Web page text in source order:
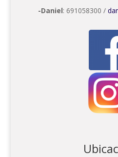
-Daniel: 691058300 /